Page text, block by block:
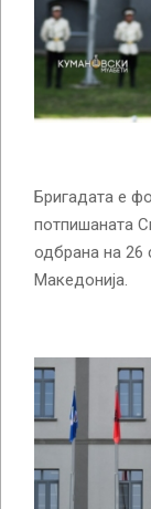
Бригадата е
потпишаната
одбрана на 26
Македонија.